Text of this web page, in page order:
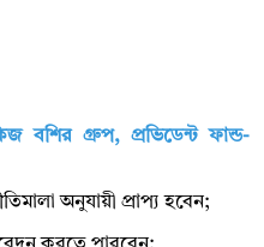
বশির গ্রুপ, প্রভিডেন্ট ফান্ড-
অনুযায়ী প্রাপ্য হবেন;